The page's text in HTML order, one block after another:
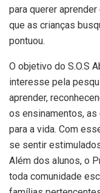
para querer
que as crianças
pontuou.
O objetivo do S.O.S
interesse pela
aprender,
os ensinamentos,
para a vida. Com
se sentir
Além dos alunos, o
toda comunidade